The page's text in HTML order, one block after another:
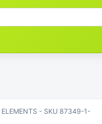
- SKU 87349-1-